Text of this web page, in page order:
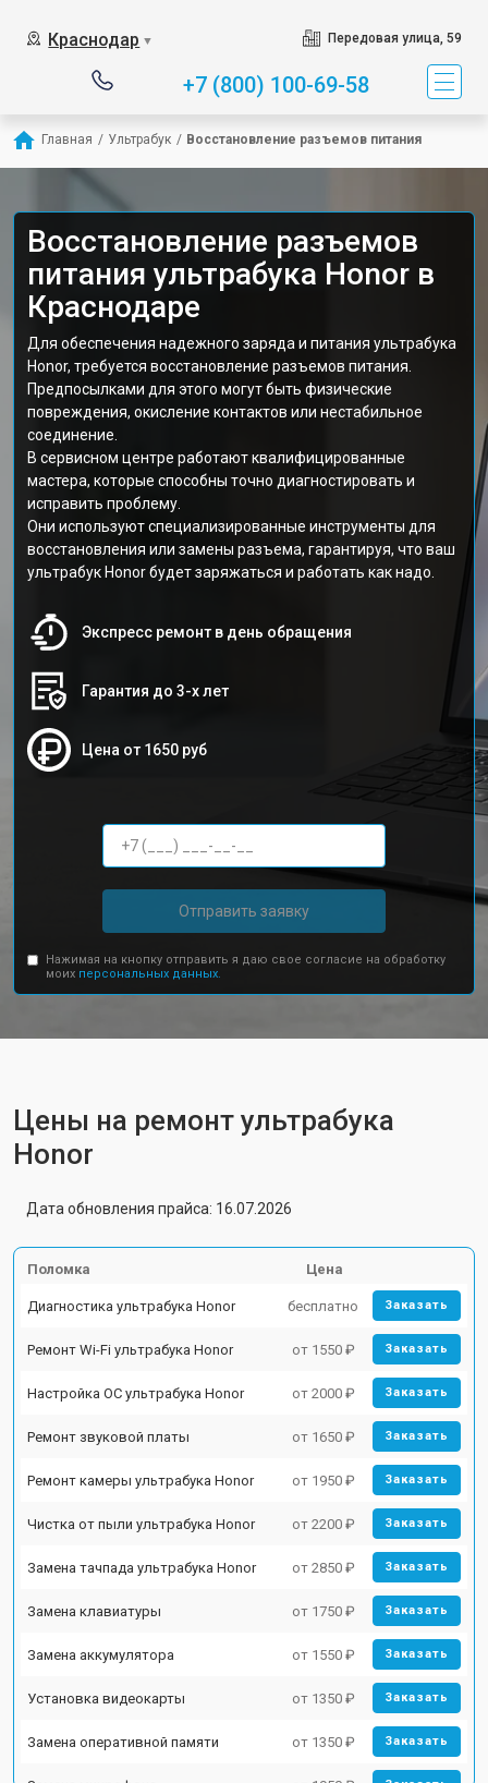
Краснодар ▼ Передовая улица, 59
+7 (800) 100-69-58
Главная / Ультрабук / Восстановление разъемов питания
Восстановление разъемов
питания ультрабука Honor в
Краснодаре
Для обеспечения надежного заряда и питания ультрабука
Honor, требуется восстановление разъемов питания.
Предпосылками для этого могут быть физические
повреждения, окисление контактов или нестабильное
соединение.
В сервисном центре работают квалифицированные
мастера, которые способны точно диагностировать и
исправить проблему.
Они используют специализированные инструменты для
восстановления или замены разъема, гарантируя, что ваш
ультрабук Honor будет заряжаться и работать как надо.
Экспресс ремонт в день обращения
Гарантия до 3-х лет
Цена от 1650 руб
Отправить заявку
Нажимая на кнопку отправить я даю свое согласие на обработку
моих персональных данных.
Цены на ремонт ультрабука
Honor
Дата обновления прайса: 16.07.2026
Поломка Цена
Диагностика ультрабука Honor бесплатно Заказать
Ремонт Wi-Fi ультрабука Honor от 1550 ₽ Заказать
Настройка ОС ультрабука Honor от 2000 ₽ Заказать
Ремонт звуковой платы от 1650 ₽ Заказать
Ремонт камеры ультрабука Honor от 1950 ₽ Заказать
Чистка от пыли ультрабука Honor от 2200 ₽ Заказать
Замена тачпада ультрабука Honor от 2850 ₽ Заказать
Замена клавиатуры от 1750 ₽ Заказать
Замена аккумулятора от 1550 ₽ Заказать
Установка видеокарты от 1350 ₽ Заказать
Замена оперативной памяти от 1350 ₽ Заказать